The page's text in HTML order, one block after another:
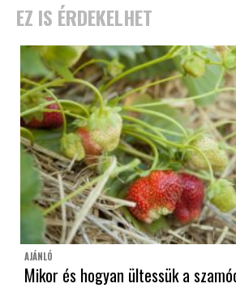
EZ IS ÉRDEKELHET
AJÁNLÓ
Mikor és hogyan ültessük a